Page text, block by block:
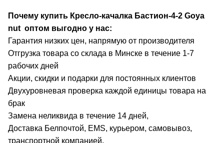
Почему купить Кресло-качалка Бастион-4-2 Goya
nut оптом выгодно у нас:
Гарантия низких цен, напрямую от производителя
Отгрузка товара со склада в Минске в течение 1-7
рабочих дней
Акции, скидки и подарки для постоянных клиентов
Двухуровневая проверка каждой единицы товара на
брак
Замена неликвида в течение 14 дней,
Доставка Белпочтой, EMS, курьером, самовывоз,
транспортной компанией.